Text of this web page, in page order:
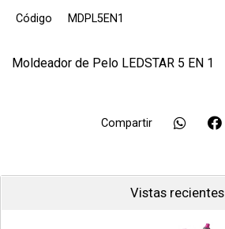
Código MDPL5EN1
Moldeador de Pelo LEDSTAR 5 EN 1
Compartir
Vistas recientes